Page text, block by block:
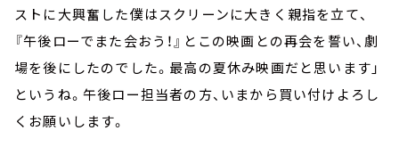
ストに大興奮した僕はスクリーンに大きく親指を立て、
『午後ローでまた会おう！』とこの映画との再会を誓い、劇
場を後にしたのでした。最高の夏休み映画だと思います」
というね。午後ロー担当者の方、いまから買い付けよろし
くお願いします。